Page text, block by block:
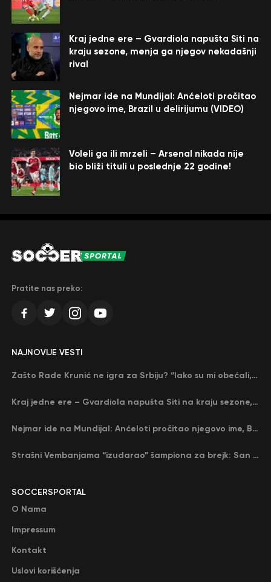
Kraj jedne ere – Gvardiola napušta Siti na
kraju sezone, menja ga njegov nekadašnji
rival
Nejmar ide na Mundijal: Anćeloti pročitao
njegovo ime, Brazil u delirijumu (VIDEO)
Voleli ga ili mrzeli – Arsenal nikada nije
bio bliži tituli u poslednje 22 godine!
Pratite nas preko:
SOCCERSPORTAL
O Nama
Impressum
Kontakt
Uslovi korišćenja
NAJNOVIJE VESTI
Zašto Rade Krunić ne igra za Srbiju? “Iako su mi obećali, niko me nije zvao…”
Kraj jedne ere – Gvardiola napušta Siti na kraju sezone, menja ga njegov nekadašnji rival
Nejmar ide na Mundijal: Anćeloti pročitao njegovo ime, Brazil u delirijumu (VIDEO)
Strašni Vembanjama “izudarao” šampiona za brejk: San Antonio poveo protiv Oklahome